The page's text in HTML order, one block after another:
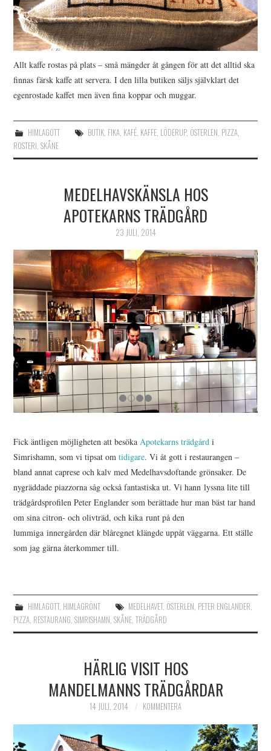
Allt kaffe rostas på plats – små mängder åt gången för att det alltid ska
finnas färsk kaffe att servera. I den lilla butiken säljs självklart det
egenrostade kaffet men även fina koppar och muggar.
HIMLAGOTT BUTIK, FIKA, KAFÉ, KAFFE, LÖDERUP, ÖSTERLEN PIZZA,
ROSTERI ,SKÅNE
MEDELHAVSKÄNSLA HOS
APOTEKARNS TRÄDGÅRD
23 JULI, 2014
Fick äntligen möjligheten att besökaApotekarns trädgård i
Simrishamn, som vi tipsat omtidigare. Vi åt gott i restaurangen –
bland annat caprese och kalv med Medelhavsdoftande grönsaker. De
nygräddade piazzorna såg också fantastiska ut. Vi hann lyssna lite till
trädgårdsprofilen Peter Englander som berättade hur man bäst tar hand
om sina citron- och olivträd, och kika runt på den
lummiga innergården där blåregnet klängde uppåt väggarna. Ett ställe
som jag gärna återkommer till.
HIMLAGOTT, HIMLAGRÖNT MEDELHAVET, ÖSTERLEN, PETER ENGLANDER,
PIZZA, RESTAURANG,SIMRISHAMN,SKÅNE,TRÄDGÅRD
HÄRLIG VISIT HOS
MANDELMANNS TRÄDGÅRDAR
14 JULI, 2014 KOMMENTERA